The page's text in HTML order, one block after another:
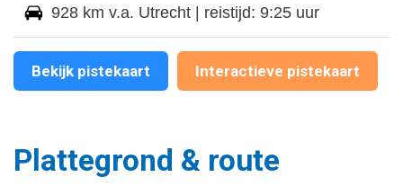
928 km v.a. Utrecht | reistijd: 9:25 uur
Bekijk pistekaart Interactieve pistekaart
Plattegrond & route